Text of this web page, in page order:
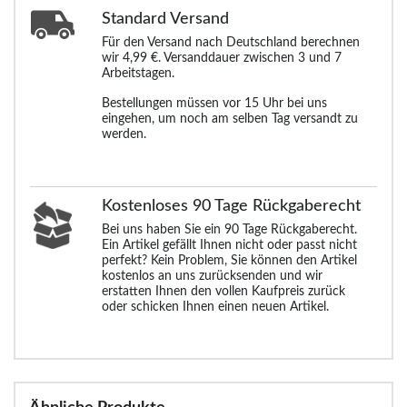
Standard Versand
Für den Versand nach Deutschland berechnen
wir 4,99 €. Versanddauer zwischen 3 und 7
Arbeitstagen.
Bestellungen müssen vor 15 Uhr bei uns
eingehen, um noch am selben Tag versandt zu
werden.
Kostenloses 90 Tage Rückgaberecht
Bei uns haben Sie ein 90 Tage Rückgaberecht.
Ein Artikel gefällt Ihnen nicht oder passt nicht
perfekt? Kein Problem, Sie können den Artikel
kostenlos an uns zurücksenden und wir
erstatten Ihnen den vollen Kaufpreis zurück
oder schicken Ihnen einen neuen Artikel.